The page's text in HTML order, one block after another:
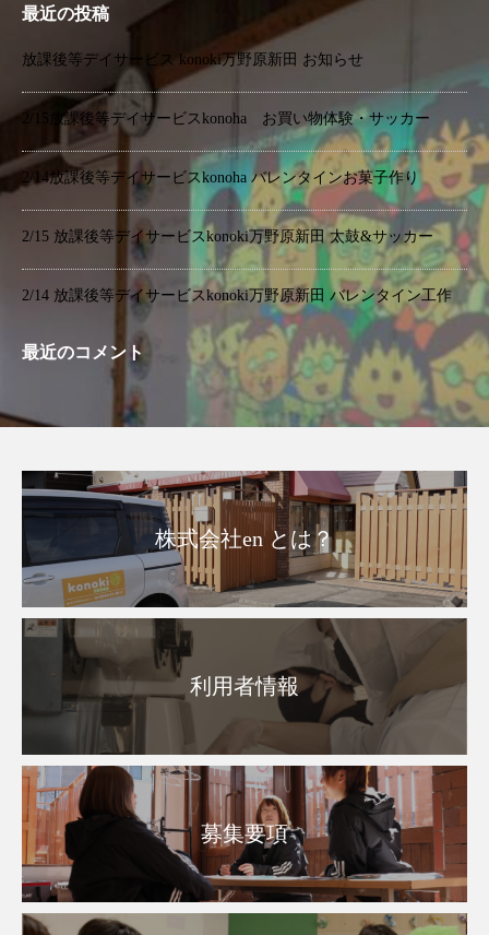
最近の投稿
放課後等デイサービス konoki万野原新田 お知らせ
2/15放課後等デイサービスkonoha お買い物体験・サッカー
2/14放課後等デイサービスkonoha バレンタインお菓子作り
2/15 放課後等デイサービスkonoki万野原新田 太鼓&サッカー
2/14 放課後等デイサービスkonoki万野原新田 バレンタイン工作
最近のコメント
株式会社en とは？
利用者情報
募集要項